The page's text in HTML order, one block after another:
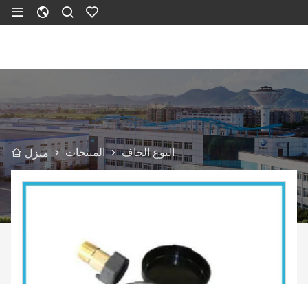
منزل المنتجات النوع الجاف